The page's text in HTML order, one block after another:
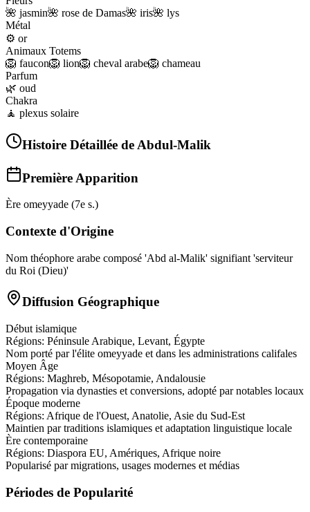
🌺 jasmin🌺 rose de Damas🌺 iris🌺 lys
Métal
⚙️ or
Animaux Totems
🦁 faucon🦁 lion🦁 cheval arabe🦁 chameau
Parfum
🌿 oud
Chakra
🧘 plexus solaire
Histoire Détaillée de Abdul-Malik
Première Apparition
Ère omeyyade (7e s.)
Contexte d'Origine
Nom théophore arabe composé 'Abd al-Malik' signifiant 'serviteur
du Roi (Dieu)'
Diffusion Géographique
Début islamique
Régions: Péninsule Arabique, Levant, Égypte
Nom porté par l'élite omeyyade et dans les administrations califales
Moyen Âge
Régions: Maghreb, Mésopotamie, Andalousie
Propagation via dynasties et conversions, adopté par notables locaux
Époque moderne
Régions: Afrique de l'Ouest, Anatolie, Asie du Sud-Est
Maintien par traditions islamiques et adaptation linguistique locale
Ère contemporaine
Régions: Diaspora EU, Amériques, Afrique noire
Popularisé par migrations, usages modernes et médias
Périodes de Popularité